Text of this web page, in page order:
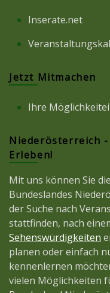
Inserate.net
Jetzt Mitmachen
Ihre
Niederösterreich
Erleben!
Mit uns können Sie
Bundeslandes
der Suche nach
stattfinden, nach
Sehenswürdigkeiten
planen oder einfach
kennenlernen
vielen Möglichkeiten